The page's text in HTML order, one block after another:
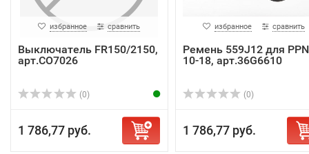
избранное сравнить
Выключатель FR150/2150,
арт.CO7026
(0)
1 786,77 руб.
избранное сравнить
Ремень 559J12 для
10-18, арт.36G6610
(0)
1 786,77 руб.